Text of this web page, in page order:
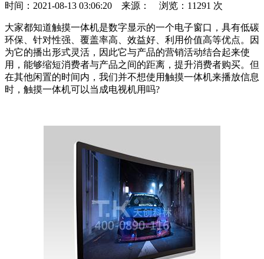
时间：2021-08-13 03:06:20
来源： 浏览：11291 次
大家都知道触摸一体机是数字显示的一个电子窗口，具有低碳
环保、针对性强、覆盖率高、效益好、利用价值高等优点。因
为它的播出形式灵活，因此它与产品的营销活动结合起来使
用，能够缩短消费者与产品之间的距离，提升消费者购买。但
在其他闲置的时间内，我们并不想使用触摸一体机来播放信息
时，触摸一体机可以当成电视机用吗?